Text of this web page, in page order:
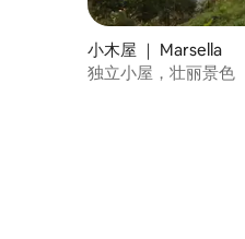
小木屋 ｜ Marsella
独立小屋，壮丽景色